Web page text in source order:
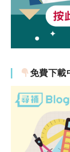
免費下載